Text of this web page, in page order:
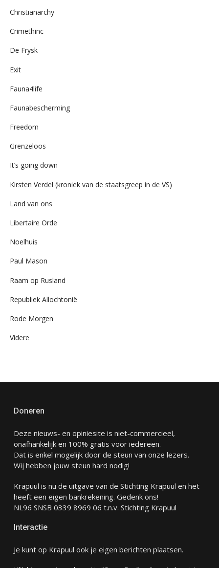
Christianarchy
Crimethinc
De Frysk
Exit
Fauna4life
Faunabescherming
Freedom
Grenzeloos
It’s going down
Kirsten Verdel (kroniek van de staatsgreep in de VS)
Land van ons
Libertaire Orde
Noelhuis
Paul Mason
Raam op Rusland
Republiek Allochtonië
Rode Morgen
Videre
Doneren
Deze nieuws- en opiniesite is niet-commercieel,
onafhankelijk en 100% gratis voor iedereen.
Dat is enkel mogelijk door de steun van onze lezers.
Wij hebben jouw steun hard nodig!
Krapuul is nu de uitgave van de Stichting Krapuul en het
heeft een eigen bankrekening. Gedenk ons!
NL96 SNSB 0339 8969 06 t.n.v. Stichting Krapuul
Interactie
Je kunt op Krapuul ook je eigen berichten plaatsen.